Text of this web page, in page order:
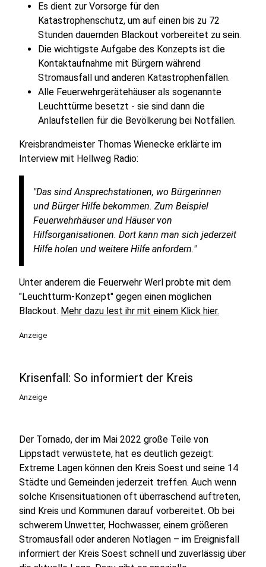
Es dient zur Vorsorge für den
Katastrophenschutz, um auf einen bis zu 72
Stunden dauernden Blackout vorbereitet zu sein.
Die wichtigste Aufgabe des Konzepts ist die
Kontaktaufnahme mit Bürgern während
Stromausfall und anderen Katastrophenfällen.
Alle Feuerwehrgerätehäuser als sogenannte
Leuchttürme besetzt - sie sind dann die
Anlaufstellen für die Bevölkerung bei Notfällen.
Kreisbrandmeister Thomas Wienecke erklärte im
Interview mit Hellweg Radio:
"Das sind Ansprechstationen, wo Bürgerinnen
und Bürger Hilfe bekommen. Zum Beispiel
Feuerwehrhäuser und Häuser von
Hilfsorganisationen. Dort kann man sich jederzeit
Hilfe holen und weitere Hilfe anfordern."
Unter anderem die Feuerwehr Werl probte mit dem
"Leuchtturm-Konzept" gegen einen möglichen
Blackout. Mehr dazu lest ihr mit einem Klick hier.
Anzeige
Krisenfall: So informiert der Kreis
Anzeige
Der Tornado, der im Mai 2022 große Teile von
Lippstadt verwüstete, hat es deutlich gezeigt:
Extreme Lagen können den Kreis Soest und seine 14
Städte und Gemeinden jederzeit treffen. Auch wenn
solche Krisensituationen oft überraschend auftreten,
sind Kreis und Kommunen darauf vorbereitet. Ob bei
schwerem Unwetter, Hochwasser, einem größeren
Stromausfall oder anderen Notlagen – im Ereignisfall
informiert der Kreis Soest schnell und zuverlässig über